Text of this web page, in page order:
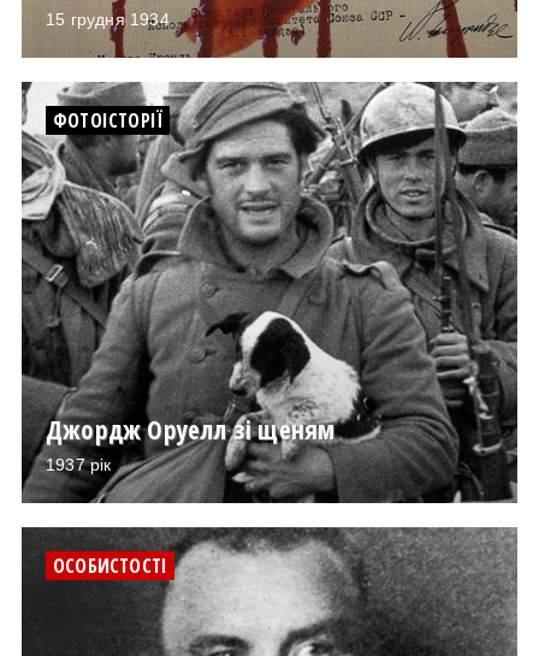
15 грудня 1934
ФОТОІСТОРІЇ
Джордж Оруелл зі щеням
1937 рік
ОСОБИСТОСТІ